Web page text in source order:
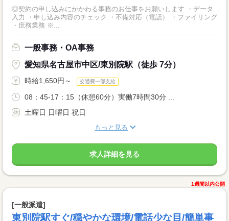
◎契約の申し込みにかかわる事務のお仕事をお願いします ・データ
入力 ・申し込み内容のチェック ・不備対応（電話） ・ファイリング
・庶務業務 ※...
一般事務・OA事務
愛知県名古屋市中区/東別院駅（徒歩 7分）
時給1,650円～ 交通費一部支給
08：45-17：15（休憩60分）実働7時間30分 ...
土曜日 日曜日 祝日
もっと見る
求人詳細を見る
1週間以内公開
[一般派遣]
東別院駅すぐ/穏やかな環境/電話少な目/簡単事